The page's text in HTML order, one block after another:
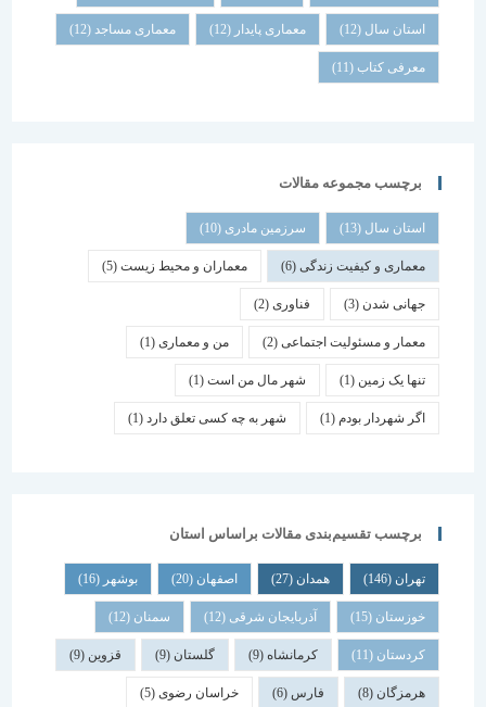
استان سال(12) معماری پایدار (12) معماری مساجد(12)
معرفی کتاب(11)
برچسب مجموعه مقالات
استان سال(13) سرزمین مادری(10)
معماری و کیفیت زندگی(6) معماران و محیط زیست(5)
جهانی شدن(3) فناوری (2)
معمار و مسئولیت اجتماعی (2) من و معماری (1)
تنها یک زمین(1) شهر مال من است(1)
اگر شهردار بودم (1) شهر به چه کسی تعلق دارد(1)
برچسب تقسیم‌بندی مقالات براساس استان
همدان اصفهان (20) بوشهر
خوزستان(15) آذربایجان شرقی(12) سمنان (12)
کردستان(11) کرمانشاه(9) گلستان (9) قزوین
هرمزگان(8) فارس خراسان رضوی(5)